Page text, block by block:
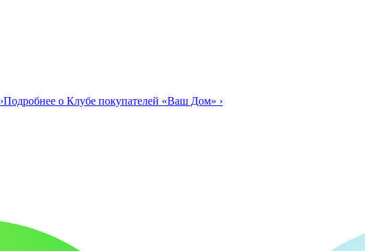
›Подробнее о Клубе покупателей «Ваш Дом» ›